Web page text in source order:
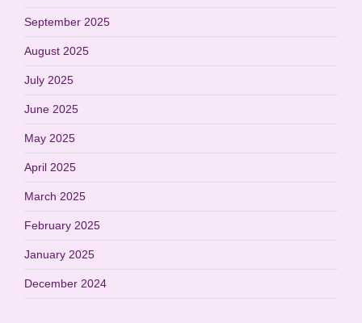
September 2025
August 2025
July 2025
June 2025
May 2025
April 2025
March 2025
February 2025
January 2025
December 2024